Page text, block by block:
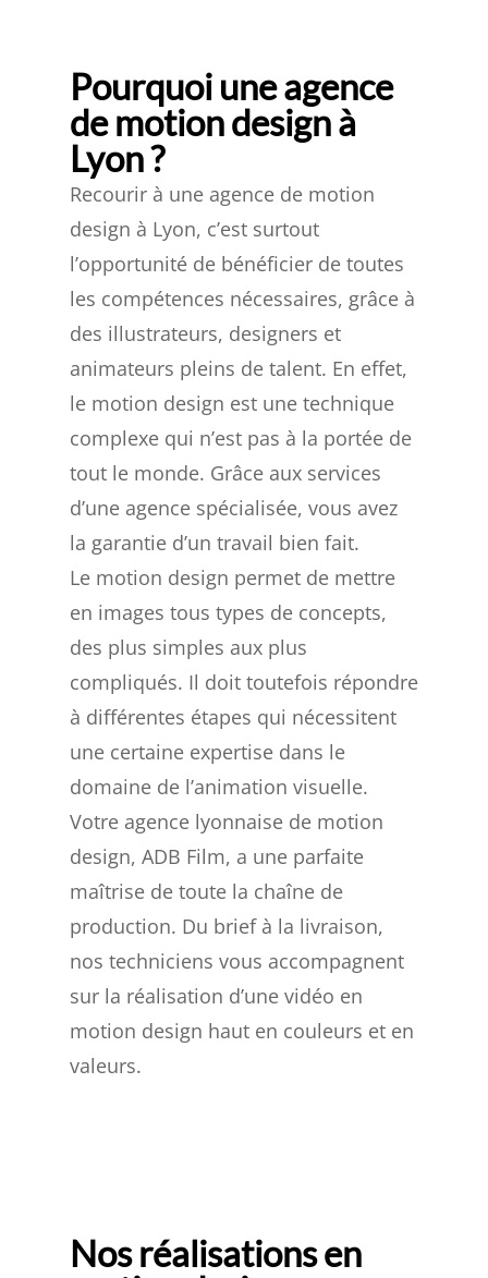
Pourquoi une agence
de motion design à
Lyon ?
Recourir à une agence de motion
design à Lyon, c’est surtout
l’opportunité de bénéficier de toutes
les compétences nécessaires, grâce à
des illustrateurs, designers et
animateurs pleins de talent. En effet,
le motion design est une technique
complexe qui n’est pas à la portée de
tout le monde. Grâce aux services
d’une agence spécialisée, vous avez
la garantie d’un travail bien fait.
Le motion design permet de mettre
en images tous types de concepts,
des plus simples aux plus
compliqués. Il doit toutefois répondre
à différentes étapes qui nécessitent
une certaine expertise dans le
domaine de l’animation visuelle.
Votre agence lyonnaise de motion
design, ADB Film, a une parfaite
maîtrise de toute la chaîne de
production. Du brief à la livraison,
nos techniciens vous accompagnent
sur la réalisation d’une vidéo en
motion design haut en couleurs et en
valeurs.
Nos réalisations en